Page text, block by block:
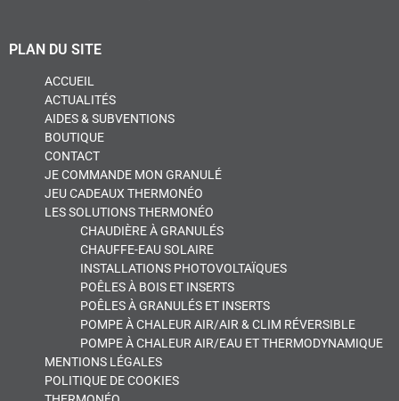
PLAN DU SITE
ACCUEIL
ACTUALITÉS
AIDES & SUBVENTIONS
BOUTIQUE
CONTACT
JE COMMANDE MON GRANULÉ
JEU CADEAUX THERMONÉO
LES SOLUTIONS THERMONÉO
CHAUDIÈRE À GRANULÉS
CHAUFFE-EAU SOLAIRE
INSTALLATIONS PHOTOVOLTAÏQUES
POÊLES À BOIS ET INSERTS
POÊLES À GRANULÉS ET INSERTS
POMPE À CHALEUR AIR/AIR & CLIM RÉVERSIBLE
POMPE À CHALEUR AIR/EAU ET THERMODYNAMIQUE
MENTIONS LÉGALES
POLITIQUE DE COOKIES